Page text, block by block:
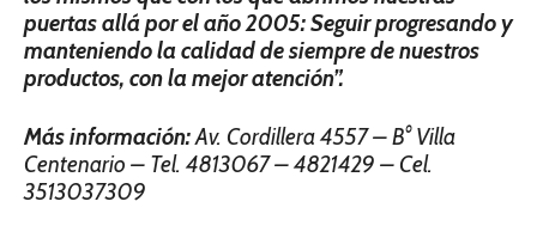
puertas allá por el año 2005: Seguir progresando y
manteniendo la calidad de siempre de nuestros
productos, con la mejor atención”.
Más información:Av. Cordillera 4557 – B° Villa
Centenario – Tel. 4813067 – 4821429 – Cel.
3513037309